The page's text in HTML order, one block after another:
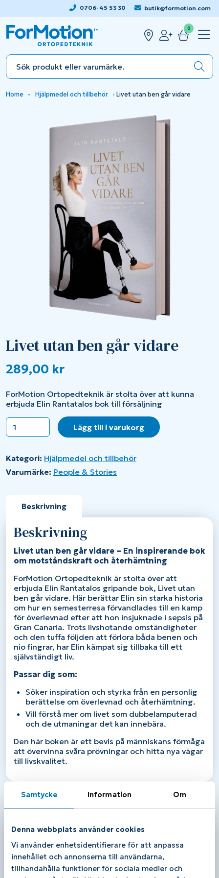
Samtycke Information Om
Denna webbplats använder cookies
Vi använder enhetsidentifierare för att anpassa
innehållet och annonserna till användarna,
tillhandahålla funktioner för sociala medier och
0706-45 53 30 butik@formotion.com
0
Home - Hjälpmedel och tillbehör - Livet utan ben går vidare
Livet utan ben går vidare
289,00 kr
ForMotion Ortopedteknik är stolta över att kunna
erbjuda Elin Rantatalos bok till försäljning
Livet
utan
vidare
mängd
Lägg till i varukorg
Kategori: Hjälpmedel och tillbehör
Varumärke: People & Stories
Beskrivning
Beskrivning
Livet utan ben går vidare – En inspirerande bok
om motståndskraft och återhämtning
ForMotion Ortopedteknik är stolta över att
erbjuda Elin Rantatalos gripande bok, Livet utan
ben går vidare. Här berättar Elin sin starka historia
om hur en semesterresa förvandlades till en kamp
för överlevnad efter att hon insjuknade i sepsis på
Gran Canaria. Trots livshotande omständigheter
och den tuffa följden att förlora båda benen och
nio fingrar, har Elin kämpat sig tillbaka till ett
självständigt liv.
Passar dig som:
Söker inspiration och styrka från en personlig
berättelse om överlevnad och återhämtning.
Vill förstå mer om livet som dubbelamputerad
och de utmaningar det kan innebära.
Den här boken är ett bevis på människans förmåga
att övervinna svåra prövningar och hitta nya vägar
till livskvalitet.
Relaterade produkter